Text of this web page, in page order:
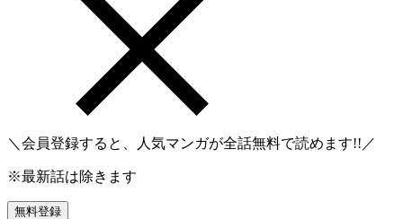
＼会員登録すると、人気マンガが全話無料で読めます!!／
※最新話は除きます
無料登録